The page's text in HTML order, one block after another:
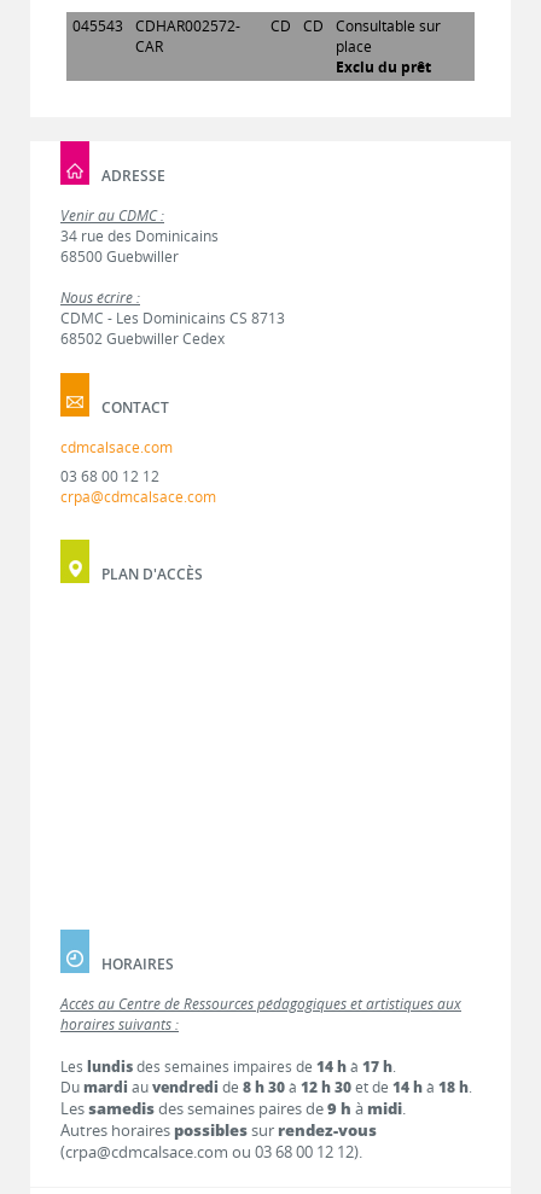
045543
CDHAR002572-
CAR
CD CD
Consultable sur
place
Exclu du prêt
ADRESSE
Venir au CDMC :
34 rue des Dominicains
68500 Guebwiller
Nous écrire :
CDMC - Les Dominicains CS 8713
68502 Guebwiller Cedex
CONTACT
cdmcalsace.com
03 68 00 12 12
crpa@cdmcalsace.com
PLAN D'ACCÈS
HORAIRES
Accès au Centre de Ressources pédagogiques et artistiques aux
horaires suivants :
Les lundisdes semaines impaires de 14 hà 17 h.
Dumardi auvendredi de 8 h 30à 12 h 30et de 14 hà 18 h.
Lessamedisdes semaines paires de9 h à midi.
Autres horaires possiblessur rendez-vous
(crpa@cdmcalsace.com ou 03 68 00 12 12).